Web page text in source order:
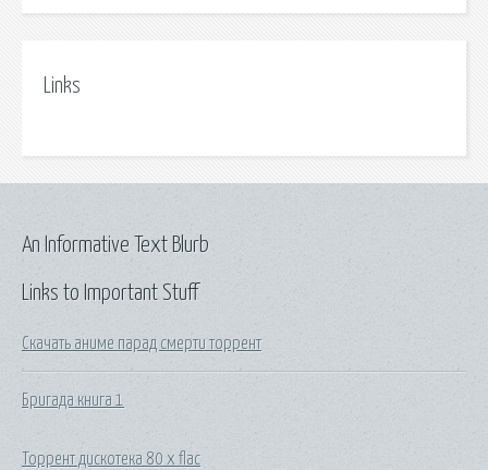
Links
Links to Important Stuff
Скачать аниме парад смерти торрент
Бригада книга 1
Торрент дискотека 80 х flac
An Informative Text Blurb